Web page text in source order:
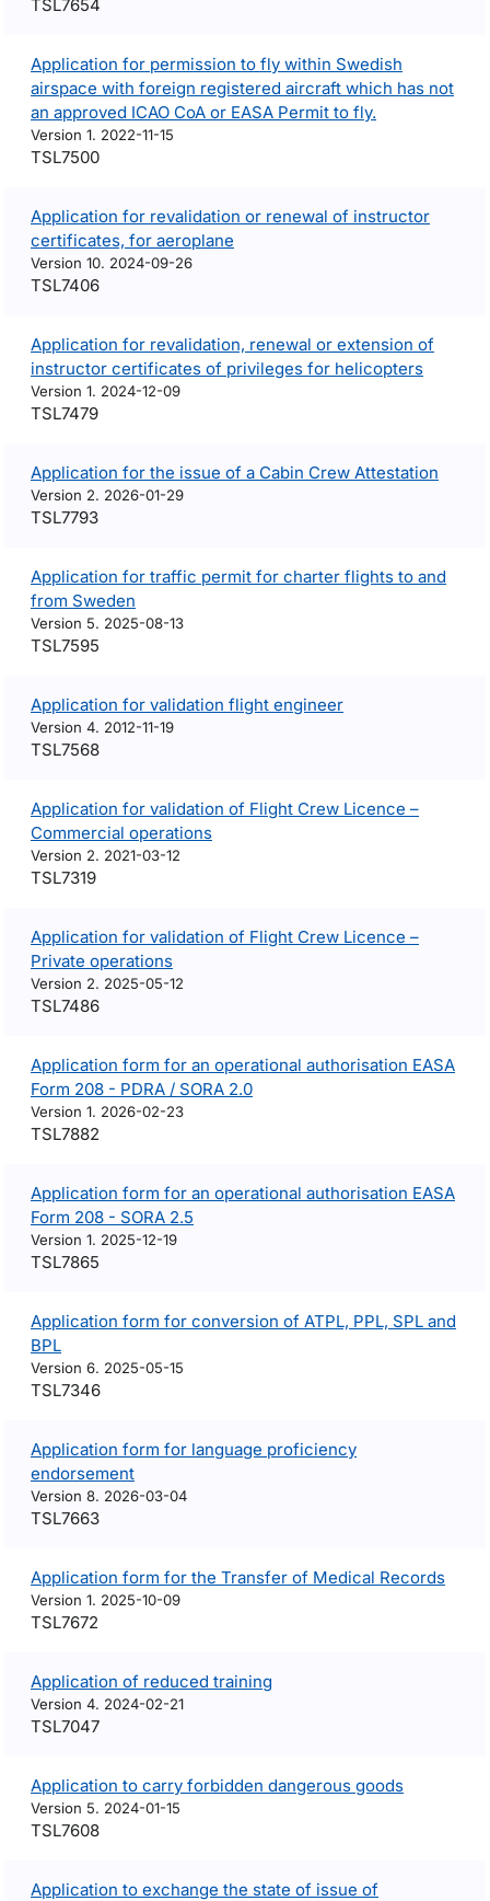
TSL7654
Application for permission to fly within Swedish
airspace with foreign registered aircraft which has not
an approved ICAO CoA or EASA Permit to fly.
Version 1. 2022-11-15
TSL7500
Application for revalidation or renewal of instructor
certificates, for aeroplane
Version 10. 2024-09-26
TSL7406
Application for revalidation, renewal or extension of
instructor certificates of privileges for helicopters
Version 1. 2024-12-09
TSL7479
Application for the issue of a Cabin Crew Attestation
Version 2. 2026-01-29
TSL7793
Application for traffic permit for charter flights to and
from Sweden
Version 5. 2025-08-13
TSL7595
Application for validation flight engineer
Version 4. 2012-11-19
TSL7568
Application for validation of Flight Crew Licence –
Commercial operations
Version 2. 2021-03-12
TSL7319
Application for validation of Flight Crew Licence –
Private operations
Version 2. 2025-05-12
TSL7486
Application form for an operational authorisation EASA
Form 208 - PDRA / SORA 2.0
Version 1. 2026-02-23
TSL7882
Application form for an operational authorisation EASA
Form 208 - SORA 2.5
Version 1. 2025-12-19
TSL7865
Application form for conversion of ATPL, PPL, SPL and
BPL
Version 6. 2025-05-15
TSL7346
Application form for language proficiency
endorsement
Version 8. 2026-03-04
TSL7663
Application form for the Transfer of Medical Records
Version 1. 2025-10-09
TSL7672
Application of reduced training
Version 4. 2024-02-21
TSL7047
Application to carry forbidden dangerous goods
Version 5. 2024-01-15
TSL7608
Application to exchange the state of issue of